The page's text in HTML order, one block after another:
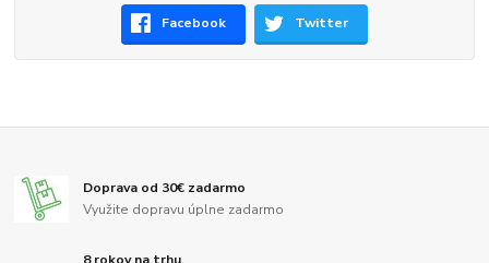
Facebook Twitter
Doprava od 30€ zadarmo
Využite dopravu úplne zadarmo